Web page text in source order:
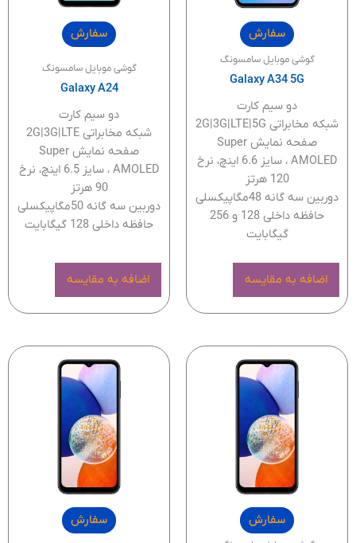
سفارش
گوشی موبایل سامسونگ
Galaxy A34 5G
دو سیم کارت
شبکه مخابراتی 2G|3G|LTE|5G
صفحه نمایش Super
AMOLED ، سایز 6.6 اینچ، نرخ
120 هرتز
دوربین سه گانه 48مگاپیکسلی
حافظه داخلی 128 و 256
گیگابایت
اضافه به مقایسه
سفارش
گوشی موبایل سامسونگ
Galaxy A24
دو سیم کارت
شبکه مخابراتی 2G|3G|LTE
صفحه نمایش Super
AMOLED ، سایز 6.5 اینچ، نرخ
90 هرتز
دوربین سه گانه 50مگاپیکسلی
حافظه داخلی 128 گیگابایت
اضافه به مقایسه
سفارش سفارش